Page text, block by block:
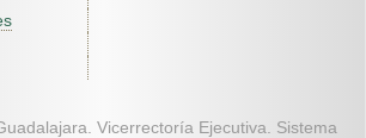
Vicerrectoría Ejecutiva. Sistema